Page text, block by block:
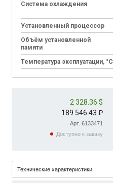
Система охлаждения
Установленный процессор
Объём установленной
памяти
Температура эксплуатации, °C
2 328.36 $
189 546.43 ₽
Арт. 6133471
Доступно к заказу
Технические характеристики